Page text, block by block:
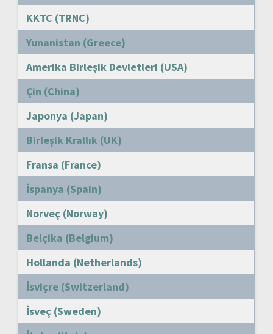
KKTC (TRNC)
Yunanistan (Greece)
Amerika Birleşik Devletleri (USA)
Çin (China)
Japonya (Japan)
Birleşik Krallık (UK)
Fransa (France)
İspanya (Spain)
Norveç (Norway)
Belçika (Belgium)
Hollanda (Netherlands)
İsviçre (Switzerland)
İsveç (Sweden)